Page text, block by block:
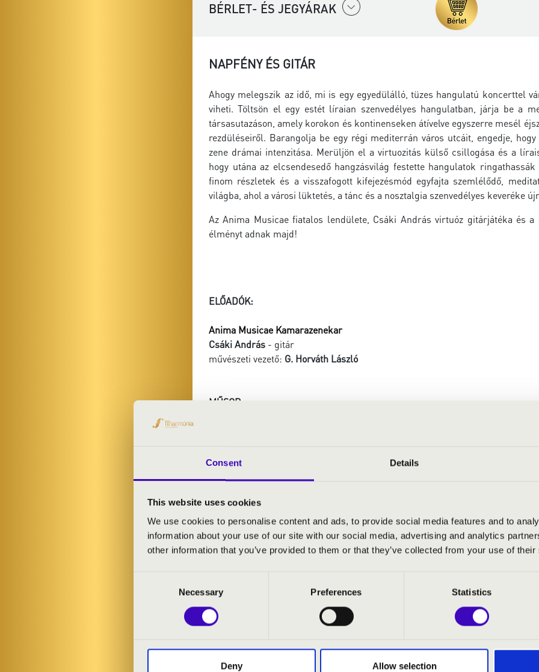
Consent Details
This website uses cookies
We use cookies to personalise content and ads, to provide social media features and to
information about your use of our site with our social media, advertising and analytics
other information that you’ve provided to them or that they’ve collected from your use of
Necessary Preferences Statistics
Deny Allow selection
BÉRLET- ÉS JEGYÁRAK
NAPFÉNY ÉS GITÁR
Ahogy melegszik az idő, mi is egy egyedülálló, tüzes hangulatú koncerttel
viheti. Töltsön el egy estét líraian szenvedélyes hangulatban, járja be a
társasutazáson, amely korokon és kontinenseken átívelve egyszerre mesél
rezdüléseiről. Barangolja be egy régi mediterrán város utcáit, engedje,
zene drámai intenzitása. Merüljön el a virtuozitás külső csillogása és a
hogy utána az elcsendesedő hangzásvilág festette hangulatok
finom részletek és a visszafogott kifejezésmód egyfajta szemlélődő,
világba, ahol a városi lüktetés, a tánc és a nosztalgia szenvedélyes keveréke
Az Anima Musicae fiatalos lendülete, Csáki András virtuóz gitárjátéka és
élményt adnak majd!
ELŐADÓK:
Anima Musicae Kamarazenekar
Csáki András - gitár
művészeti vezető: G. Horváth László
MŰSOR:
Eduardo Toldrá: Vistas al Mar
Astor Piazzolla: Oblivion
Astor Piazzolla: Libertango